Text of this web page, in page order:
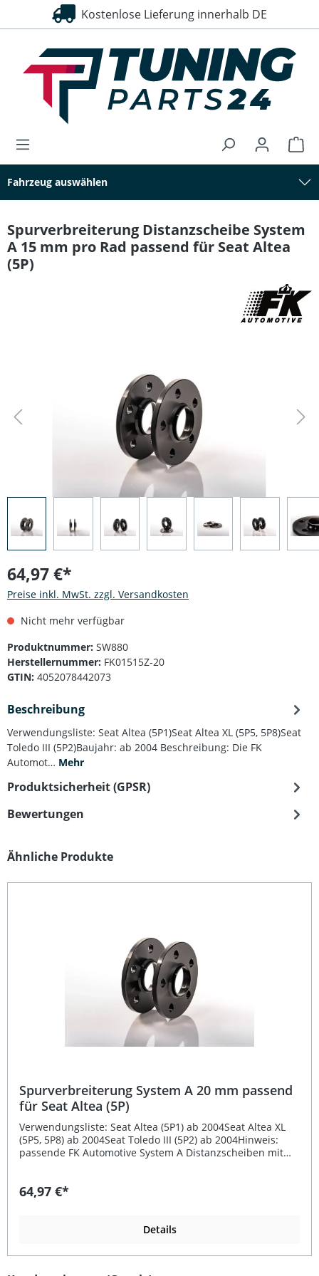
springen Kostenlose Lieferung innerhalb DE
Fahrzeug auswählen
Spurverbreiterung Distanzscheibe System
A 15 mm pro Rad passend für Seat Altea
(5P)
64,97 €*
Preise inkl. MwSt. zzgl. Versandkosten
Nicht mehr verfügbar
Produktnummer: SW880
Herstellernummer: FK01515Z-20
GTIN: 4052078442073
Beschreibung
Verwendungsliste: Seat Altea (5P1)Seat Altea XL (5P5, 5P8)Seat
Toledo III (5P2)Baujahr: ab 2004 Beschreibung: Die FK
Automot… Mehr
Produktsicherheit (GPSR)
Bewertungen
Produktgalerie überspringen
Ähnliche Produkte
Spurverbreiterung System A 20 mm passend
für Seat Altea (5P)
Verwendungsliste: Seat Altea (5P1) ab 2004Seat Altea XL
(5P5, 5P8) ab 2004Seat Toledo III (5P2) ab 2004Hinweis:
passende FK Automotive System A Distanzscheiben mit
System A mit 20 mm pro Rad sorgt für eine sportliche und
schwarz eloxiert für optimalen Korrosionsschutz und
der Originalaufnahme montiert und ermöglicht durch
64,97 €*
Details